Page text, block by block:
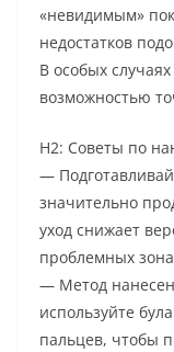
«невидимым»
недостатков
В особых
возможностью
H2: Советы по
—
значительно
уход снижает
проблемных
— Метод
используйте
пальцев, чтобы